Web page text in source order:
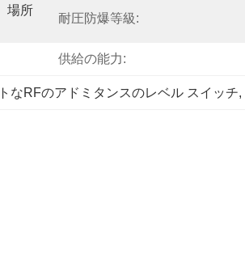
場所
耐圧防爆等級:
供給の能力:
なRFのアドミタンスのレベル スイッチ,